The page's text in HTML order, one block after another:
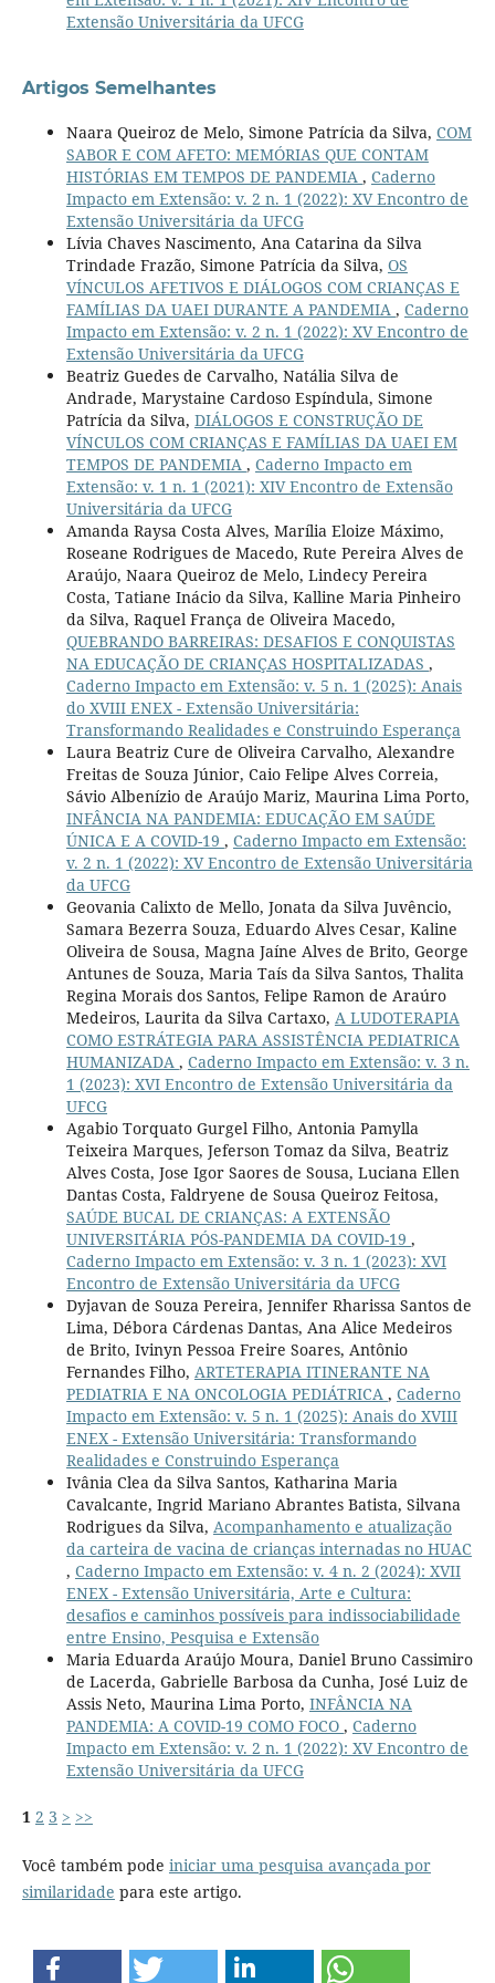
Extensão Universitária da UFCG
Artigos Semelhantes
Naara Queiroz de Melo, Simone Patrícia da Silva, COM
SABOR E COM AFETO: MEMÓRIAS QUE CONTAM
HISTÓRIAS EM TEMPOS DE PANDEMIA , Caderno
Impacto em Extensão: v. 2 n. 1 (2022): XV Encontro de
Extensão Universitária da UFCG
Lívia Chaves Nascimento, Ana Catarina da Silva
Trindade Frazão, Simone Patrícia da Silva, OS
VÍNCULOS AFETIVOS E DIÁLOGOS COM CRIANÇAS E
FAMÍLIAS DA UAEI DURANTE A PANDEMIA , Caderno
Impacto em Extensão: v. 2 n. 1 (2022): XV Encontro de
Extensão Universitária da UFCG
Beatriz Guedes de Carvalho, Natália Silva de
Andrade, Marystaine Cardoso Espíndula, Simone
Patrícia da Silva, DIÁLOGOS E CONSTRUÇÃO DE
VÍNCULOS COM CRIANÇAS E FAMÍLIAS DA UAEI EM
TEMPOS DE PANDEMIA , Caderno Impacto em
Extensão: v. 1 n. 1 (2021): XIV Encontro de Extensão
Universitária da UFCG
Amanda Raysa Costa Alves, Marília Eloize Máximo,
Roseane Rodrigues de Macedo, Rute Pereira Alves de
Araújo, Naara Queiroz de Melo, Lindecy Pereira
Costa, Tatiane Inácio da Silva, Kalline Maria Pinheiro
da Silva, Raquel França de Oliveira Macedo,
QUEBRANDO BARREIRAS: DESAFIOS E CONQUISTAS
NA EDUCAÇÃO DE CRIANÇAS HOSPITALIZADAS ,
Caderno Impacto em Extensão: v. 5 n. 1 (2025): Anais
do XVIII ENEX - Extensão Universitária:
Transformando Realidades e Construindo Esperança
Laura Beatriz Cure de Oliveira Carvalho, Alexandre
Freitas de Souza Júnior, Caio Felipe Alves Correia,
Sávio Albenízio de Araújo Mariz, Maurina Lima Porto,
INFÂNCIA NA PANDEMIA: EDUCAÇÃO EM SAÚDE
ÚNICA E A COVID-19 , Caderno Impacto em Extensão:
v. 2 n. 1 (2022): XV Encontro de Extensão Universitária
da UFCG
Geovania Calixto de Mello, Jonata da Silva Juvêncio,
Samara Bezerra Souza, Eduardo Alves Cesar, Kaline
Oliveira de Sousa, Magna Jaíne Alves de Brito, George
Antunes de Souza, Maria Taís da Silva Santos, Thalita
Regina Morais dos Santos, Felipe Ramon de Araúro
Medeiros, Laurita da Silva Cartaxo, A LUDOTERAPIA
COMO ESTRÁTEGIA PARA ASSISTÊNCIA PEDIATRICA
HUMANIZADA , Caderno Impacto em Extensão: v. 3 n.
1 (2023): XVI Encontro de Extensão Universitária da
UFCG
Agabio Torquato Gurgel Filho, Antonia Pamylla
Teixeira Marques, Jeferson Tomaz da Silva, Beatriz
Alves Costa, Jose Igor Saores de Sousa, Luciana Ellen
Dantas Costa, Faldryene de Sousa Queiroz Feitosa,
SAÚDE BUCAL DE CRIANÇAS: A EXTENSÃO
UNIVERSITÁRIA PÓS-PANDEMIA DA COVID-19 ,
Caderno Impacto em Extensão: v. 3 n. 1 (2023): XVI
Encontro de Extensão Universitária da UFCG
Dyjavan de Souza Pereira, Jennifer Rharissa Santos de
Lima, Débora Cárdenas Dantas, Ana Alice Medeiros
de Brito, Ivinyn Pessoa Freire Soares, Antônio
Fernandes Filho, ARTETERAPIA ITINERANTE NA
PEDIATRIA E NA ONCOLOGIA PEDIÁTRICA , Caderno
Impacto em Extensão: v. 5 n. 1 (2025): Anais do XVIII
ENEX - Extensão Universitária: Transformando
Realidades e Construindo Esperança
Ivânia Clea da Silva Santos, Katharina Maria
Cavalcante, Ingrid Mariano Abrantes Batista, Silvana
Rodrigues da Silva, Acompanhamento e atualização
da carteira de vacina de crianças internadas no HUAC
, Caderno Impacto em Extensão: v. 4 n. 2 (2024): XVII
ENEX - Extensão Universitária, Arte e Cultura:
desafios e caminhos possíveis para indissociabilidade
entre Ensino, Pesquisa e Extensão
Maria Eduarda Araújo Moura, Daniel Bruno Cassimiro
de Lacerda, Gabrielle Barbosa da Cunha, José Luiz de
Assis Neto, Maurina Lima Porto, INFÂNCIA NA
PANDEMIA: A COVID-19 COMO FOCO , Caderno
Impacto em Extensão: v. 2 n. 1 (2022): XV Encontro de
Extensão Universitária da UFCG
1 2 3 > >>
Você também pode iniciar uma pesquisa avançada por
similaridade para este artigo.